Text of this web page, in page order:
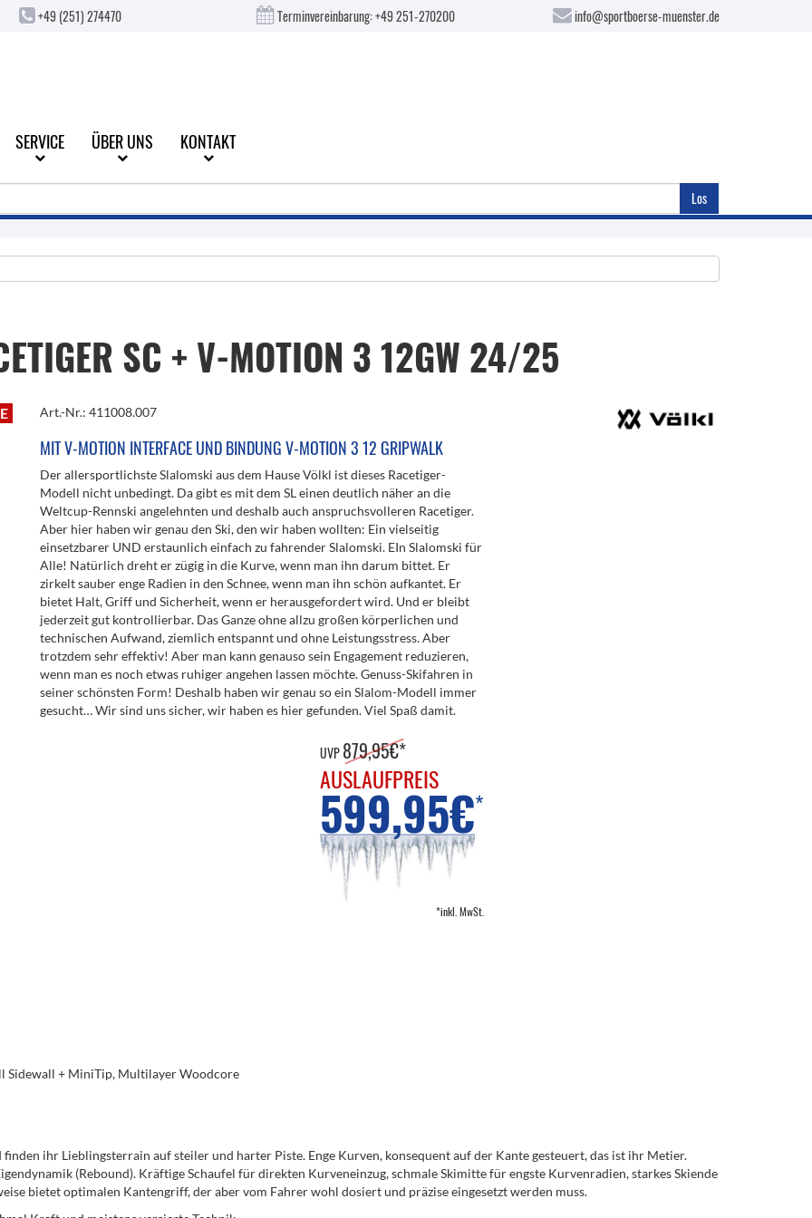
+49 (251) 274470 Terminvereinbarung:+49 251-270200 info@sportboerse-muenster.de
SERVICE ÜBER UNS KONTAKT
Los
SC + V-MOTION 3 12GW 24/25
Art.-Nr.: 411008.007
MIT V-MOTION INTERFACE UND BINDUNG V-MOTION 3 12 GRIPWALK
Der allersportlichste Slalomski aus dem Hause Völkl ist dieses Racetiger-
Modell nicht unbedingt. Da gibt es mit dem SL einen deutlich näher an die
Weltcup-Rennski angelehnten und deshalb auch anspruchsvolleren Racetiger.
Aber hier haben wir genau den Ski, den wir haben wollten: Ein vielseitig
einsetzbarer UND erstaunlich einfach zu fahrender Slalomski. EIn Slalomski für
Alle! Natürlich dreht er zügig in die Kurve, wenn man ihn darum bittet. Er
zirkelt sauber enge Radien in den Schnee, wenn man ihn schön aufkantet. Er
bietet Halt, Griff und Sicherheit, wenn er herausgefordert wird. Und er bleibt
jederzeit gut kontrollierbar. Das Ganze ohne allzu großen körperlichen und
technischen Aufwand, ziemlich entspannt und ohne Leistungsstress. Aber
trotzdem sehr effektiv! Aber man kann genauso sein Engagement reduzieren,
wenn man es noch etwas ruhiger angehen lassen möchte. Genuss-Skifahren in
seiner schönsten Form! Deshalb haben wir genau so ein Slalom-Modell immer
gesucht… Wir sind uns sicher, wir haben es hier gefunden. Viel Spaß damit.
UVP879,95€*
AUSLAUFPREIS
599,95€*
*inkl. MwSt.
Sidewall + MiniTip, Multilayer Woodcore
ihr Lieblingsterrain auf steiler und harter Piste. Enge Kurven, konsequent auf der Kante gesteuert, das ist ihr Metier.
(Rebound). Kräftige Schaufel für direkten Kurveneinzug, schmale Skimitte für engste Kurvenradien, starkes Skiende
bietet optimalen Kantengriff, der aber vom Fahrer wohl dosiert und präzise eingesetzt werden muss.